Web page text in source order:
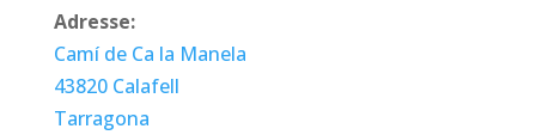
Adresse:
Camí de Ca la Manela
43820 Calafell
Tarragona